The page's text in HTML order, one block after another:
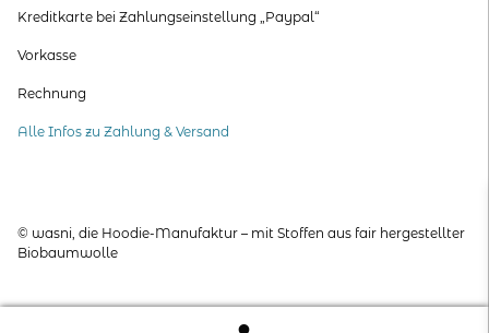
Kreditkarte bei Zahlungseinstellung „Paypal“
Vorkasse
Rechnung
Alle Infos zu Zahlung & Versand
© wasni, die Hoodie-Manufaktur – mit Stoffen aus fair hergestellter
Biobaumwolle